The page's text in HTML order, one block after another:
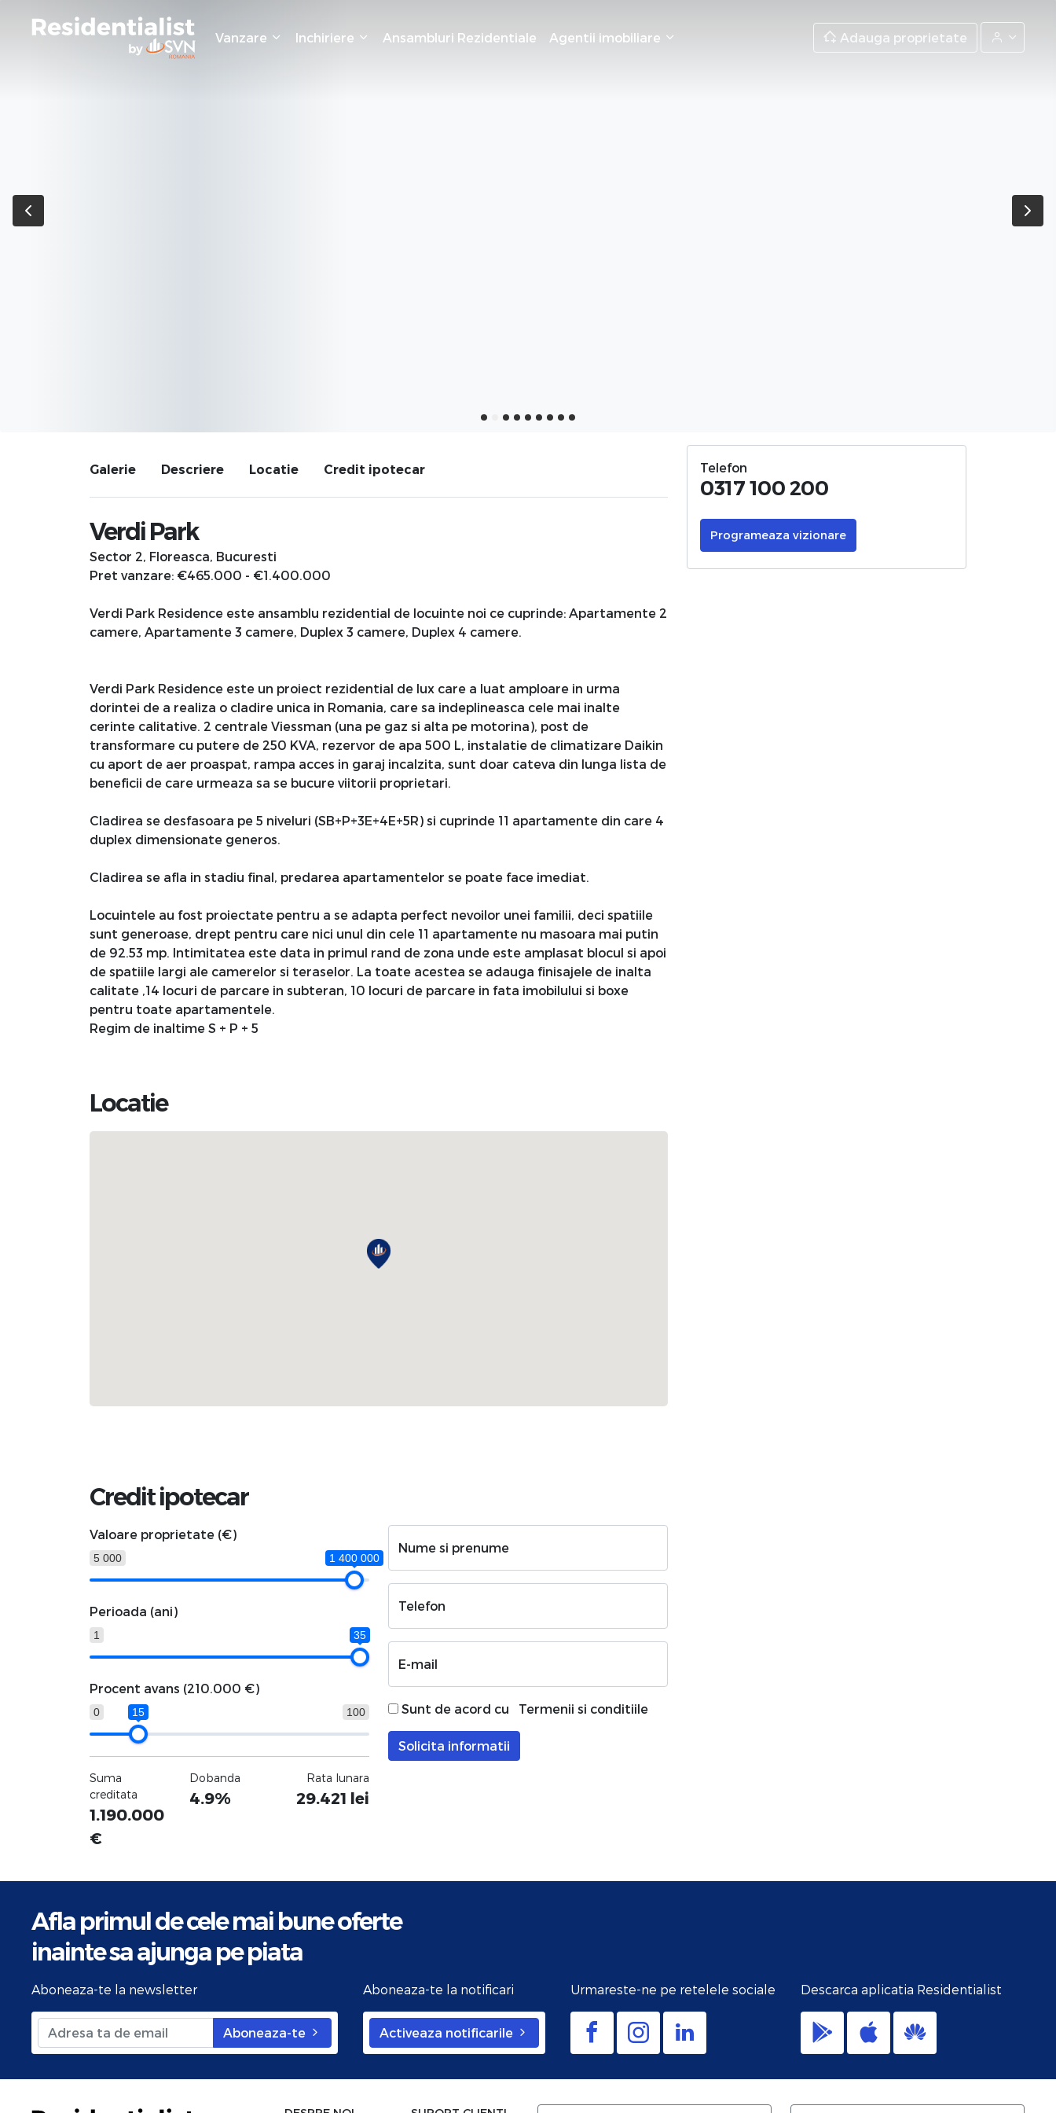
Vanzare Inchiriere Ansambluri Rezidentiale Agentii imobiliare Adauga proprietate
Galerie Descriere Locatie Credit ipotecar
Verdi Park
Sector 2, Floreasca, Bucuresti
Pret vanzare: €465.000 - €1.400.000
Verdi Park Residence este ansamblu rezidential de locuinte noi ce cuprinde: Apartamente 2
camere, Apartamente 3 camere, Duplex 3 camere, Duplex 4 camere.
Verdi Park Residence este un proiect rezidential de lux care a luat amploare in urma
dorintei de a realiza o cladire unica in Romania, care sa indeplineasca cele mai inalte
cerinte calitative. 2 centrale Viessman (una pe gaz si alta pe motorina), post de
transformare cu putere de 250 KVA, rezervor de apa 500 L, instalatie de climatizare Daikin
cu aport de aer proaspat, rampa acces in garaj incalzita, sunt doar cateva din lunga lista de
beneficii de care urmeaza sa se bucure viitorii proprietari.
Cladirea se desfasoara pe 5 niveluri (SB+P+3E+4E+5R) si cuprinde 11 apartamente din care 4
duplex dimensionate generos.
Cladirea se afla in stadiu final, predarea apartamentelor se poate face imediat.
Locuintele au fost proiectate pentru a se adapta perfect nevoilor unei familii, deci spatiile
sunt generoase, drept pentru care nici unul din cele 11 apartamente nu masoara mai putin
de 92.53 mp. Intimitatea este data in primul rand de zona unde este amplasat blocul si apoi
de spatiile largi ale camerelor si teraselor. La toate acestea se adauga finisajele de inalta
calitate ,14 locuri de parcare in subteran, 10 locuri de parcare in fata imobilului si boxe
pentru toate apartamentele.
Regim de inaltime S + P + 5
Locatie
Credit ipotecar
Valoare proprietate (€)
5 000 1 400 000
Perioada (ani)
1 35
Procent avans (210.000 €)
0 100
15
Suma
creditata
1.190.000
€
Dobanda
4.9%
Rata lunara
29.421 lei
Nume si prenume
Telefon
E-mail
Sunt de acord cu Termenii si conditiile
Solicita informatii
Telefon
0317 100 200
Programeaza vizionare
Afla primul de cele mai bune oferte
inainte sa ajunga pe piata
Aboneaza-te la newsletter
Aboneaza-te
Aboneaza-te la notificari
Activeaza notificarile
Urmareste-ne pe retelele sociale Descarca aplicatia Residentialist